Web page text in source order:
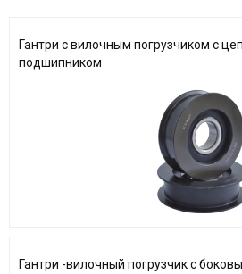
Гантри с вилочным погрузчиком с
подшипником
Гантри -вилочный погрузчик с